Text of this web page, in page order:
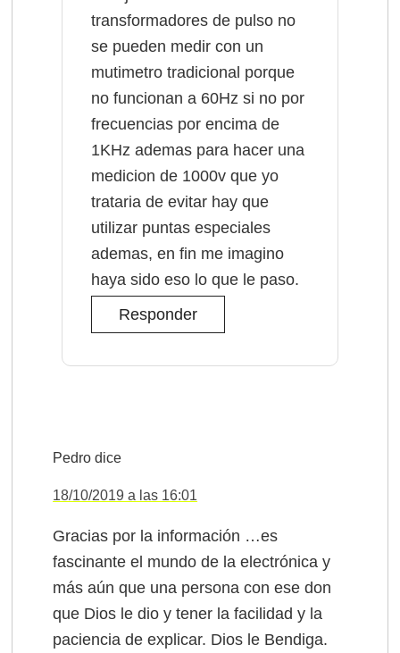
transformadores de pulso no
se pueden medir con un
mutimetro tradicional porque
no funcionan a 60Hz si no por
frecuencias por encima de
1KHz ademas para hacer una
medicion de 1000v que yo
trataria de evitar hay que
utilizar puntas especiales
ademas, en fin me imagino
haya sido eso lo que le paso.
Responder
Pedro dice
18/10/2019 a las 16:01
Gracias por la información …es
fascinante el mundo de la electrónica y
más aún que una persona con ese don
que Dios le dio y tener la facilidad y la
paciencia de explicar. Dios le Bendiga.